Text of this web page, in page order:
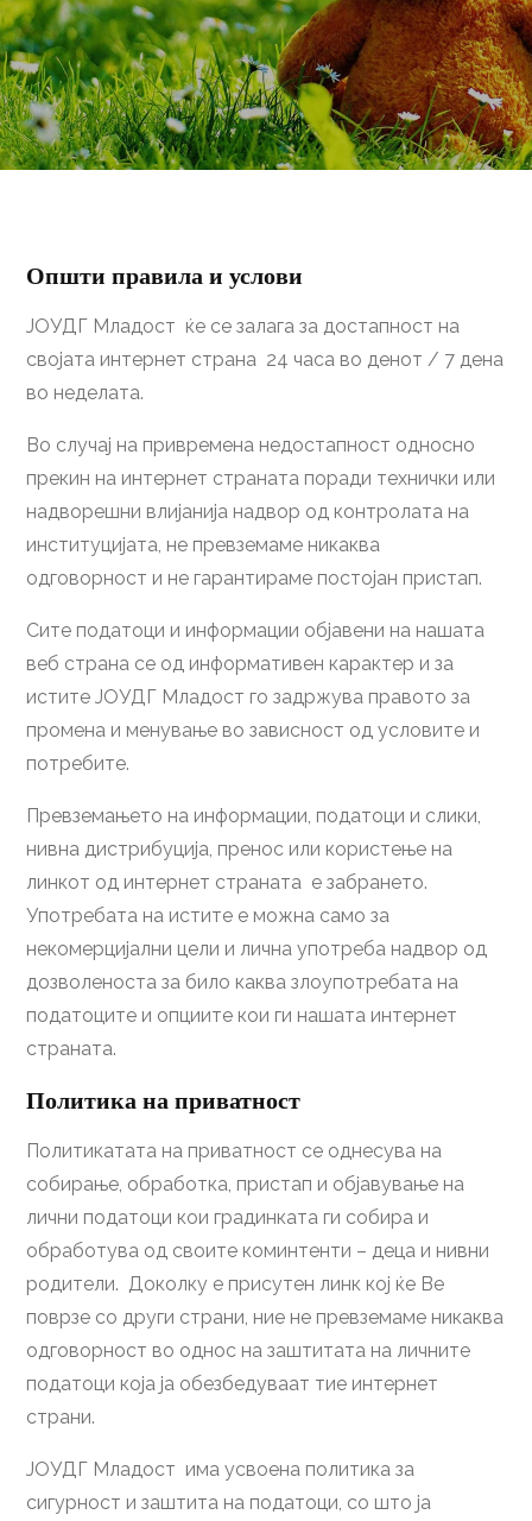
Општи правила и услови
ЈОУДГ Младост ќе се залага за достапност на
својата интернет страна 24 часа во денот / 7 дена
во неделата.
Во случај на привремена недостапност односно
прекин на интернет страната поради технички или
надворешни влијанија надвор од контролата на
институцијата, не превземаме никаква
одговорност и не гарантираме постојан пристап.
Сите податоци и информации објавени на нашата
веб страна се од информативен карактер и за
истите ЈОУДГ Младост го задржува правото за
промена и менување во зависност од условите и
потребите.
Превземањето на информации, податоци и слики,
нивна дистрибуција, пренос или користење на
линкот од интернет страната е забрането.
Употребата на истите е можна само за
некомерцијални цели и лична употреба надвор од
дозволеноста за било каква злоупотребата на
податоците и опциите кои ги нашата интернет
страната.
Политика на приватност
Политикатата на приватност се однесува на
собирање, обработка, пристап и објавување на
лични податоци кои градинката ги собира и
обработува од своите коминтенти – деца и нивни
родители. Доколку е присутен линк кој ќе Ве
поврзе со други страни, ние не превземаме никаква
одговорност во однос на заштитата на личните
податоци која ја обезбедуваат тие интернет
страни.
ЈОУДГ Младост има усвоена политика за
сигурност и заштита на податоци, со што ја